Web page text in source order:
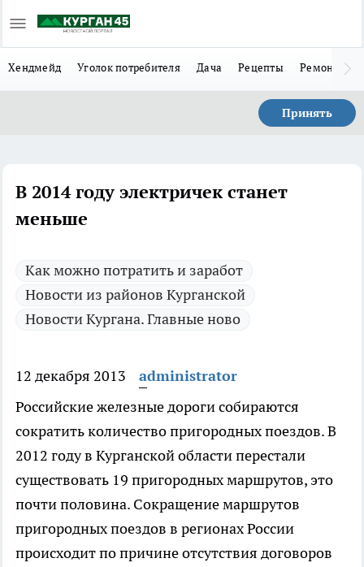
Хендмейд Уголок потребителя Дача Рецепты Ремонт
Принять
В 2014 году электричек станет
меньше
Как можно потратить и заработ
Новости из районов Курганской
Новости Кургана. Главные ново
12 декабря 2013
administrator
Российские железные дороги собираются
сократить количество пригородных поездов.В
2012 году в Курганской области перестали
существовать 19 пригородных маршрутов, это
почти половина. Сокращение маршрутов
пригородных поездов в регионах России
происходит по причине отсутствия договоров